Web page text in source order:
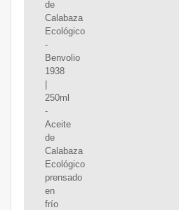
de
Calabaza
Ecológico
-
Benvolio
1938
250ml
-
Aceite
de
Calabaza
Ecológico
prensado
en
frío